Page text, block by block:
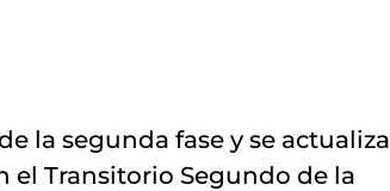
la segunda fase y se actualiza
el Transitorio Segundo de la